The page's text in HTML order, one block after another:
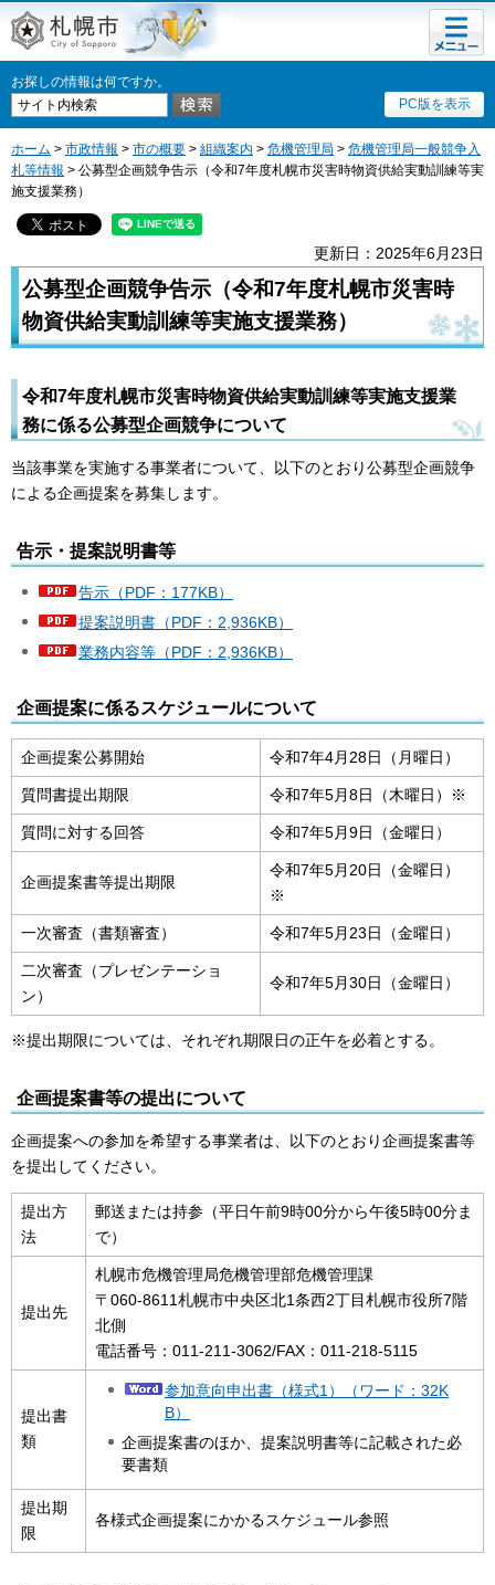
札幌市
お探しの情報は何ですか。
PC版を表示
メニュ
ー
ホーム > 市政情報 > 市の概要 > 組織案内 > 危機管理局 > 危機管理局一般競争入
札等情報 > 公募型企画競争告示（令和7年度札幌市災害時物資供給実動訓練等実
施支援業務）
更新日：2025年6月23日
公募型企画競争告示（令和7年度札幌市災害時
物資供給実動訓練等実施支援業務）
令和7年度札幌市災害時物資供給実動訓練等実施支援業
務に係る公募型企画競争について
当該事業を実施する事業者について、以下のとおり公募型企画競争
による企画提案を募集します。
告示・提案説明書等
告示（PDF：177KB）
提案説明書（PDF：2,936KB）
業務内容等（PDF：2,936KB）
企画提案に係るスケジュールについて
企画提案公募開始 令和7年4月28日（月曜日）
質問書提出期限 令和7年5月8日（木曜日）※
質問に対する回答 令和7年5月9日（金曜日）
企画提案書等提出期限
令和7年5月20日（金曜日）
※
一次審査（書類審査） 令和7年5月23日（金曜日）
二次審査（プレゼンテーショ
ン）
令和7年5月30日（金曜日）
※提出期限については、それぞれ期限日の正午を必着とする。
企画提案書等の提出について
企画提案への参加を希望する事業者は、以下のとおり企画提案書等
を提出してください。
提出方
法
郵送または持参（平日午前9時00分から午後5時00分ま
で）
提出先
札幌市危機管理局危機管理部危機管理課
〒060-8611札幌市中央区北1条西2丁目札幌市役所7階
北側
電話番号：011-211-3062/FAX：011-218-5115
提出書
類
参加意向申出書（様式1）（ワード：32K
B）
企画提案書のほか、提案説明書等に記載された必
要書類
提出期
限
各様式企画提案にかかるスケジュール参照